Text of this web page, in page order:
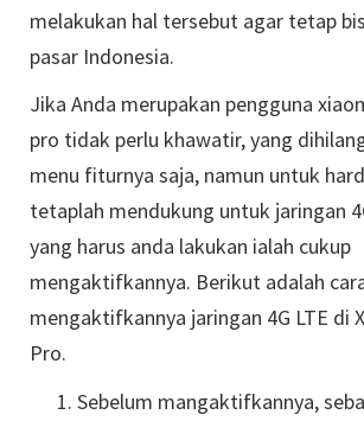
melakukan hal tersebut agar tetap
pasar Indonesia.
Jika Anda merupakan pengguna
pro tidak perlu khawatir, yang
menu fiturnya saja, namun untuk
tetaplah mendukung untuk jaringan
yang harus anda lakukan ialah cukup
mengaktifkannya. Berikut adalah
mengaktifkannya jaringan 4G LTE di
Pro.
Sebelum mangaktifkannya,